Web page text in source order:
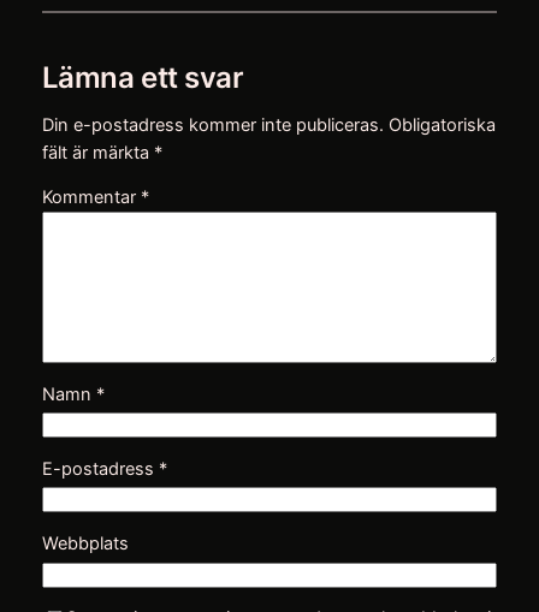
Lämna ett svar
Din e-postadress kommer inte publiceras. Obligatoriska
fält är märkta *
Kommentar *
Namn *
E-postadress *
Webbplats